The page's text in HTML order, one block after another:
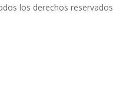
los derechos reservados